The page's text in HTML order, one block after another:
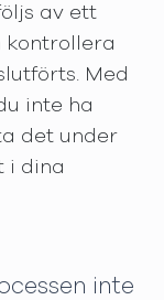
av ett
kontrollera
Med
inte ha
det under
i dina
inte